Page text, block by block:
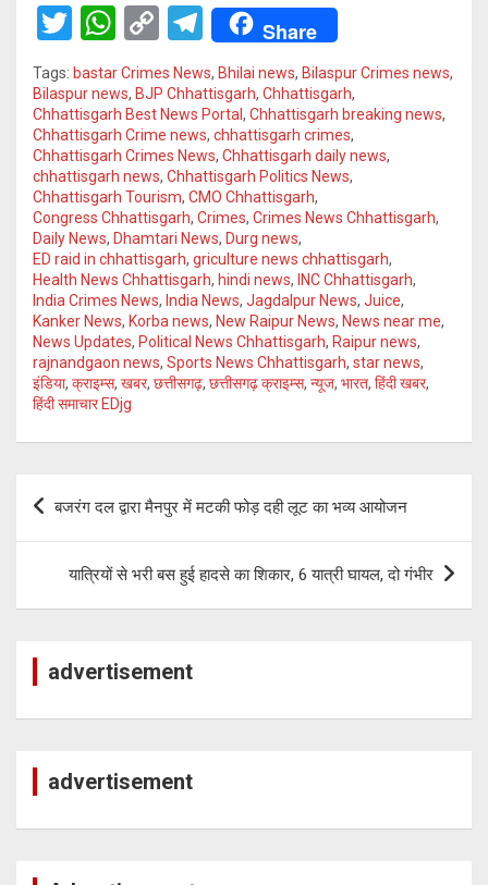
T
wi
tt
er
W
h
at
s
A
p
p
C
o
py
Li
n
k
T
el
e
gr
a
m
Share
Tags: bastar Crimes News, Bhilai news, Bilaspur Crimes news,
Bilaspur news, BJP Chhattisgarh, Chhattisgarh,
Chhattisgarh Best News Portal, Chhattisgarh breaking news,
Chhattisgarh Crime news, chhattisgarh crimes,
Chhattisgarh Crimes News, Chhattisgarh daily news,
chhattisgarh news, Chhattisgarh Politics News,
Chhattisgarh Tourism, CMO Chhattisgarh,
Congress Chhattisgarh, Crimes, Crimes News Chhattisgarh,
Daily News, Dhamtari News, Durg news,
ED raid in chhattisgarh, griculture news chhattisgarh,
Health News Chhattisgarh, hindi news, INC Chhattisgarh,
India Crimes News, India News, Jagdalpur News, Juice,
Kanker News, Korba news, New Raipur News, News near me,
News Updates, Political News Chhattisgarh, Raipur news,
rajnandgaon news, Sports News Chhattisgarh, star news,
इंडिया, क्राइम्स, खबर, छत्तीसगढ़, छत्तीसगढ़ क्राइम्स, न्यूज, भारत, हिंदी खबर,
हिंदी समाचार EDjg
Post
navigation
बजरंग दल द्वारा मैनपुर में मटकी फोड़ दही लूट का भव्य आयोजन
यात्रियों से भरी बस हुई हादसे का शिकार, 6 यात्री घायल, दो गंभीर
advertisement
advertisement